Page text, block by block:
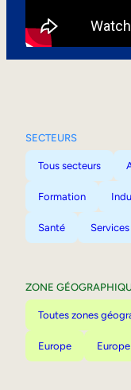
SECTEURS
Tous secteurs
Formation
Santé
ZONE
Toutes zones
Europe